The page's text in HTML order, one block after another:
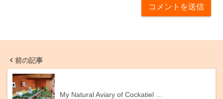
前の記事
My Natural Aviary of Cockatiel …